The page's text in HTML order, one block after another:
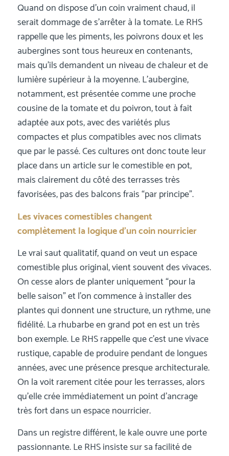
Quand on dispose d’un coin vraiment chaud, il
serait dommage de s’arrêter à la tomate. Le RHS
rappelle que les piments, les poivrons doux et les
aubergines sont tous heureux en contenants,
mais qu’ils demandent un niveau de chaleur et de
lumière supérieur à la moyenne. L’aubergine,
notamment, est présentée comme une proche
cousine de la tomate et du poivron, tout à fait
adaptée aux pots, avec des variétés plus
compactes et plus compatibles avec nos climats
que par le passé. Ces cultures ont donc toute leur
place dans un article sur le comestible en pot,
mais clairement du côté des terrasses très
favorisées, pas des balcons frais “par principe”.
Les vivaces comestibles changent
complètement la logique d’un coin nourricier
Le vrai saut qualitatif, quand on veut un espace
comestible plus original, vient souvent des vivaces.
On cesse alors de planter uniquement “pour la
belle saison” et l’on commence à installer des
plantes qui donnent une structure, un rythme, une
fidélité. La rhubarbe en grand pot en est un très
bon exemple. Le RHS rappelle que c’est une vivace
rustique, capable de produire pendant de longues
années, avec une présence presque architecturale.
On la voit rarement citée pour les terrasses, alors
qu’elle crée immédiatement un point d’ancrage
très fort dans un espace nourricier.
Dans un registre différent, le kale ouvre une porte
passionnante. Le RHS insiste sur sa facilité de